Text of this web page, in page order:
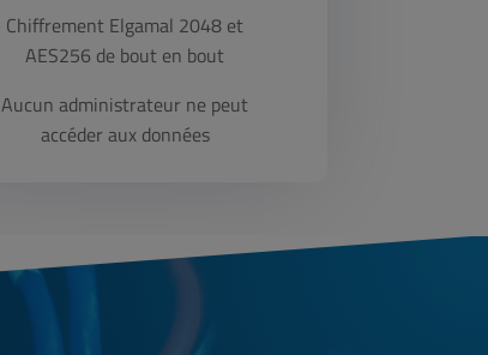
Chiffrement Elgamal 2048 et
AES256 de bout en bout
Aucun administrateur ne peut
accéder aux données